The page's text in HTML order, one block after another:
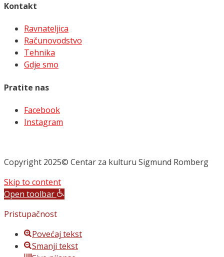
Kontakt
Ravnateljica
Računovodstvo
Tehnika
Gdje smo
Pratite nas
Facebook
Instagram
Copyright 2025© Centar za kulturu Sigmund Romberg
Skip to content
Open toolbar
Pristupačnost
Povećaj tekst
Smanji tekst